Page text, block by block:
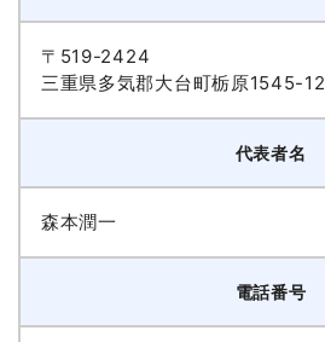
〒519-2424
三重県多気郡大台町栃原1545-12
代表者名
森本潤一
電話番号